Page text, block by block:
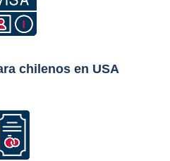
chilenos en USA